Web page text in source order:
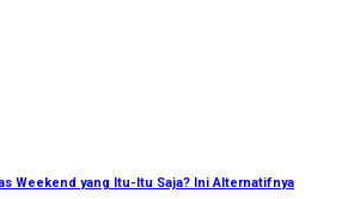
Weekend yang Itu-Itu Saja? Ini Alternatifnya